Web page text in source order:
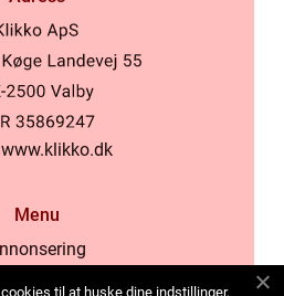
www.klikko.dk
Menu
til at huske dine indstillinger,